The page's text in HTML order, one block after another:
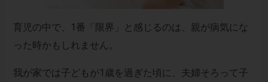
育児の中で、1番「限界」と感じるのは、親が病気にな
った時かもしれません。
我が家では子どもが1歳を過ぎた頃に、夫婦そろって子